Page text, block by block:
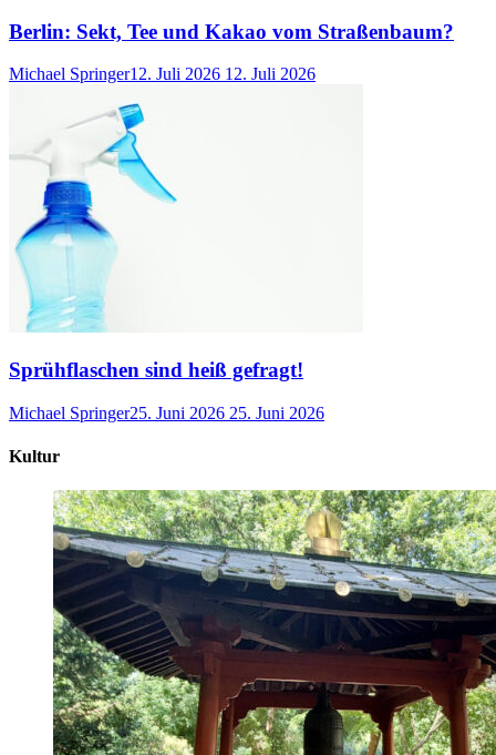
Berlin: Sekt, Tee und Kakao vom Straßenbaum?
Michael Springer12. Juli 2026 12. Juli 2026
Sprühflaschen sind heiß gefragt!
Michael Springer25. Juni 2026 25. Juni 2026
Kultur